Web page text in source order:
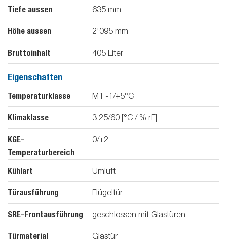
Tiefe aussen 635 mm
Höhe aussen 2'095 mm
Bruttoinhalt 405 Liter
Eigenschaften
Temperaturklasse M1 -1/+5°C
Klimaklasse 3 25/60 [°C / % rF]
KGE-
Temperaturbereich
0/+2
Kühlart Umluft
Türausführung Flügeltür
SRE-Frontausführung geschlossen mit Glastüren
Türmaterial Glastür